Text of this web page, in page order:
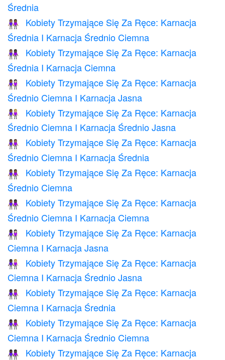
Średnia
👩🏽‍🤝‍👩🏾
Kobiety Trzymające Się Za Ręce: Karnacja
Średnia I Karnacja Średnio Ciemna
👩🏽‍🤝‍👩🏿
Kobiety Trzymające Się Za Ręce: Karnacja
Średnia I Karnacja Ciemna
👩🏾‍🤝‍👩🏻
Kobiety Trzymające Się Za Ręce: Karnacja
Średnio Ciemna I Karnacja Jasna
👩🏾‍🤝‍👩🏼
Kobiety Trzymające Się Za Ręce: Karnacja
Średnio Ciemna I Karnacja Średnio Jasna
👩🏾‍🤝‍👩🏽
Kobiety Trzymające Się Za Ręce: Karnacja
Średnio Ciemna I Karnacja Średnia
👭🏾
Kobiety Trzymające Się Za Ręce: Karnacja
Średnio Ciemna
👩🏾‍🤝‍👩🏿
Kobiety Trzymające Się Za Ręce: Karnacja
Średnio Ciemna I Karnacja Ciemna
👩🏿‍🤝‍👩🏻
Kobiety Trzymające Się Za Ręce: Karnacja
Ciemna I Karnacja Jasna
👩🏿‍🤝‍👩🏼
Kobiety Trzymające Się Za Ręce: Karnacja
Ciemna I Karnacja Średnio Jasna
👩🏿‍🤝‍👩🏽
Kobiety Trzymające Się Za Ręce: Karnacja
Ciemna I Karnacja Średnia
👩🏿‍🤝‍👩🏾
Kobiety Trzymające Się Za Ręce: Karnacja
Ciemna I Karnacja Średnio Ciemna
👭🏿
Kobiety Trzymające Się Za Ręce: Karnacja